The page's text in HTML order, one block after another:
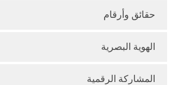
حقائق وأرقام
الهوية البصرية
المشاركة الرقمية